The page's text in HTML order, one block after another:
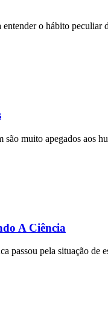
o hábito
muito apegados aos
A Ciência
passou pela situação de